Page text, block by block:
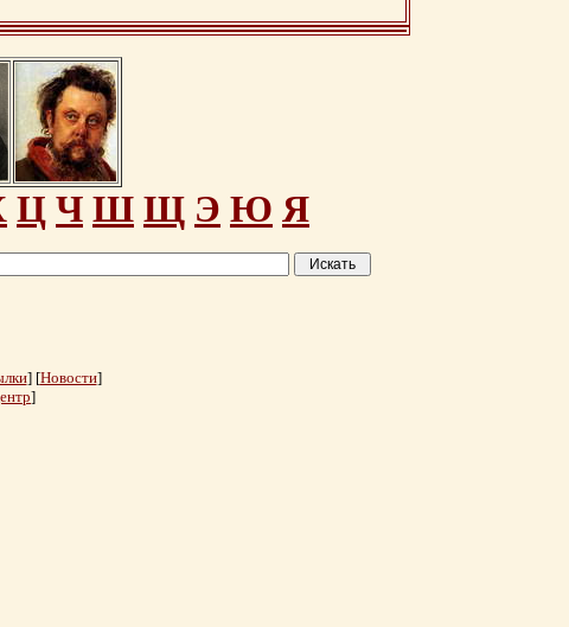
Ц Ч Ш Щ Э Ю Я
] [Новости]
]